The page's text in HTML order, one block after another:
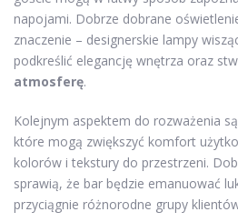
napojami. Dobrze dobrane
znaczenie – designerskie lampy
podkreślić elegancję wnętrza oraz
atmosferę.
Kolejnym aspektem do rozważenia są
które mogą zwiększyć komfort
kolorów i tekstury do przestrzeni.
sprawią, że bar będzie emanuować
przyciągnie różnorodne grupy